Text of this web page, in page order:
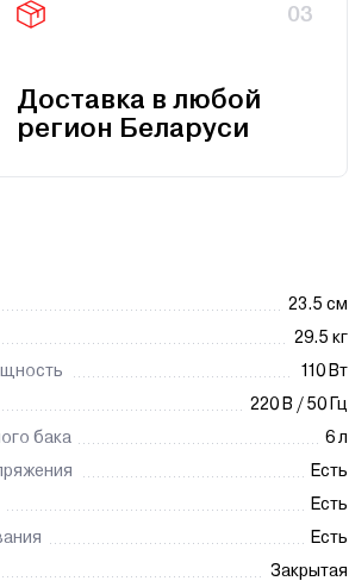
03
Доставка в любой
регион Беларуси
23.5 см
29.5 кг
110 Вт
220 В / 50 Гц
бака
6 л
Есть
Есть
Есть
Закрытая